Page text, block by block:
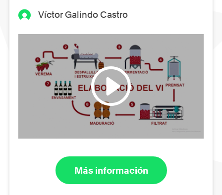
Víctor Galindo Castro
Más información